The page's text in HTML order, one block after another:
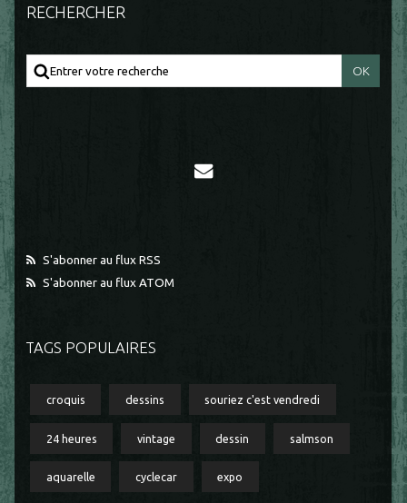
RECHERCHER
S'abonner au flux RSS
S'abonner au flux ATOM
TAGS POPULAIRES
croquis dessins souriez c'est vendredi
24 heures vintage dessin salmson
aquarelle cyclecar expo